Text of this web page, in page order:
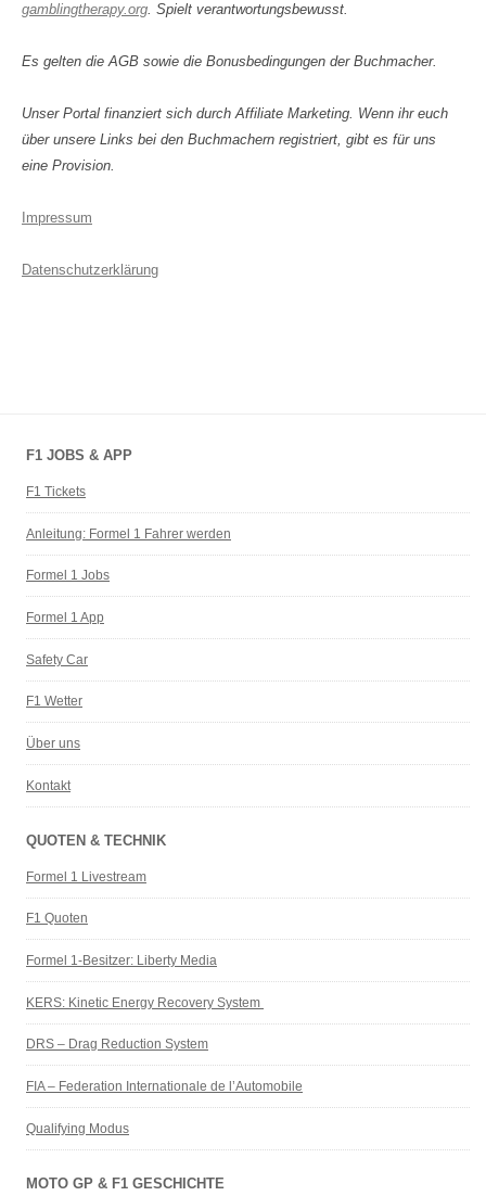
gamblingtherapy.org. Spielt verantwortungsbewusst.
Es gelten die AGB sowie die Bonusbedingungen der Buchmacher.
Unser Portal finanziert sich durch Affiliate Marketing. Wenn ihr euch
über unsere Links bei den Buchmachern registriert, gibt es für uns
eine Provision.
Impressum
Datenschutzerklärung
F1 JOBS & APP
F1 Tickets
Anleitung: Formel 1 Fahrer werden
Formel 1 Jobs
Formel 1 App
Safety Car
F1 Wetter
Über uns
Kontakt
QUOTEN & TECHNIK
Formel 1 Livestream
F1 Quoten
Formel 1-Besitzer: Liberty Media
KERS: Kinetic Energy Recovery System
DRS – Drag Reduction System
FIA – Federation Internationale de l’Automobile
Qualifying Modus
MOTO GP & F1 GESCHICHTE